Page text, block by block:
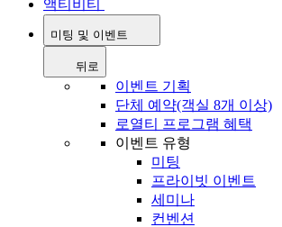
액티비티
미팅 및 이벤트
뒤로
이벤트 기획
단체 예약(객실 8개 이상)
로열티 프로그램 혜택
이벤트 유형
미팅
프라이빗 이벤트
세미나
컨벤션